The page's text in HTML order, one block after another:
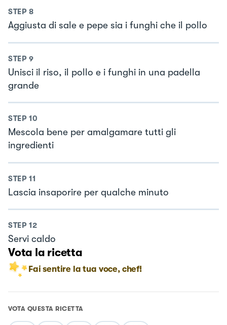
STEP 8
Aggiusta di sale e pepe sia i funghi che il pollo
STEP 9
Unisci il riso, il pollo e i funghi in una padella
grande
STEP 10
Mescola bene per amalgamare tutti gli
ingredienti
STEP 11
Lascia insaporire per qualche minuto
STEP 12
Servi caldo
Vota la ricetta
Fai sentire la tua voce, chef!
VOTA QUESTA RICETTA